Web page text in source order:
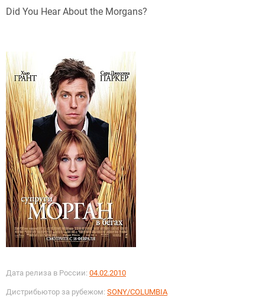
Did You Hear About the Morgans?
Дата релиза в России: 04.02.2010
Дистрибьютор за рубежом: SONY/COLUMBIA